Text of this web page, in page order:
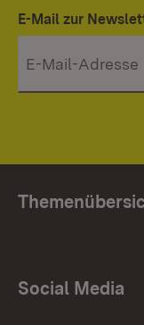
E-Mail zur
Social Media